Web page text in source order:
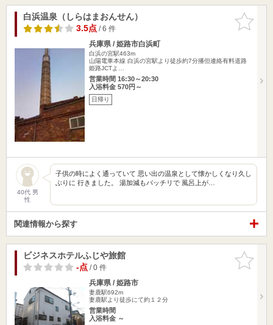
お気に入
りに追加
白浜温泉（しらはまおんせん）
3.5点/ 6 件
兵庫県 / 姫路市白浜町
白浜の宮駅463m
山陽電車本線 白浜の宮駅より徒歩約7分播但連絡有料道路
姫路JCTよ…
営業時間 16:30～20:30
入浴料金 570円～
日帰り
40代 男
性
子供の時によく通っていて 思い出の温泉として懐かしくなり久し
ぶりに 行きました。 湯加減もバッチリで 風呂上が…
関連情報から探す
お気に入
りに追加
ビジネスホテルふじや旅館
-点/ 0 件
兵庫県 / 姫路市
妻鹿駅692m
妻鹿駅より徒歩にて約１２分
営業時間
入浴料金 ～